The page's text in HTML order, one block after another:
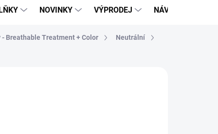
NOVINKY VÝPRODEJ NÁVODY
Breathable Treatment + Color
Neutrální